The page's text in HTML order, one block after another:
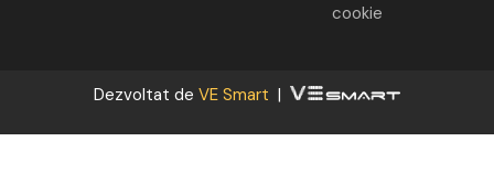
cookie
Dezvoltat de VE Smart |